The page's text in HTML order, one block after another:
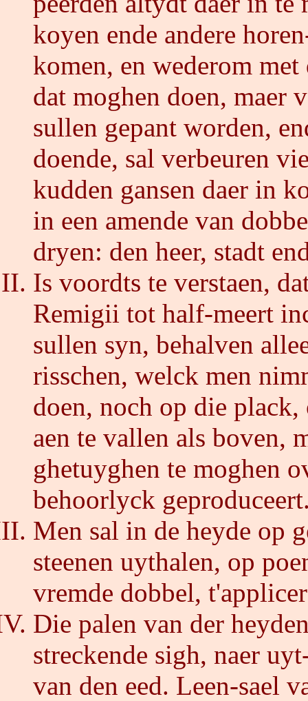
koyen ende andere
komen, en wederom
dat moghen doen, maer
sullen gepant worden,
doende, sal verbeuren
kudden gansen daer in
in een amende van
dryen: den heer, stadt
Is voordts te verstaen,
Remigii tot half-meert
sullen syn, behalven
risschen, welck men
doen, noch op die
aen te vallen als boven,
ghetuyghen te moghen
behoorlyck
Men sal in de heyde op
steenen uythalen, op
vremde dobbel,
Die palen van der
streckende sigh, naer
van den eed. Leen-sael